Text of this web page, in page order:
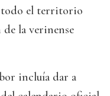
todo el territorio
de la verinense
incluía dar a